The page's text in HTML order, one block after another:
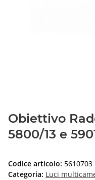
Obiettivo
5800/13 e
Codice articolo: 5610703
Categoria: Luci